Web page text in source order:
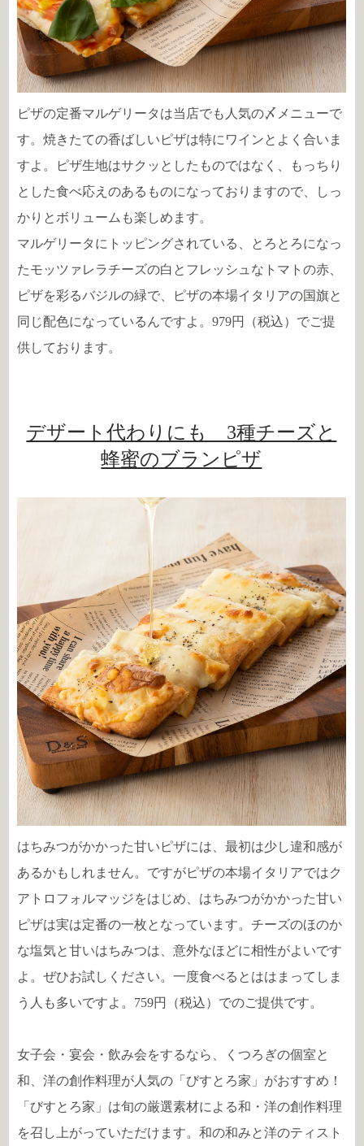
ピザの定番マルゲリータは当店でも人気の〆メニューで
す。焼きたての香ばしいピザは特にワインとよく合いま
すよ。ピザ生地はサクッとしたものではなく、もっちり
とした食べ応えのあるものになっておりますので、しっ
かりとボリュームも楽しめます。
マルゲリータにトッピングされている、とろとろになっ
たモッツァレラチーズの白とフレッシュなトマトの赤、
ピザを彩るバジルの緑で、ピザの本場イタリアの国旗と
同じ配色になっているんですよ。979円（税込）でご提
供しております。
デザート代わりにも 3種チーズと
蜂蜜のブランピザ
はちみつがかかった甘いピザには、最初は少し違和感が
あるかもしれません。ですがピザの本場イタリアではク
アトロフォルマッジをはじめ、はちみつがかかった甘い
ピザは実は定番の一枚となっています。チーズのほのか
な塩気と甘いはちみつは、意外なほどに相性がよいです
よ。ぜひお試しください。一度食べるとははまってしま
う人も多いですよ。759円（税込）でのご提供です。
女子会・宴会・飲み会をするなら、くつろぎの個室と
和、洋の創作料理が人気の「びすとろ家」がおすすめ！
「びすとろ家」は旬の厳選素材による和・洋の創作料理
を召し上がっていただけます。和の和みと洋のティスト